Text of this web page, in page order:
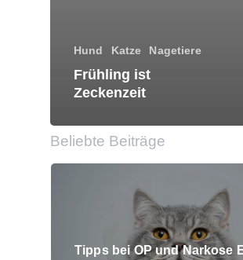
Hund Katze Nagetiere
Frühling ist
Zeckenzeit
Beliebte Beiträge
Tipps bei OP und Narkose